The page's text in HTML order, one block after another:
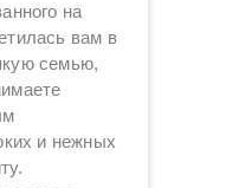
на
вам в
семью,
и нежных